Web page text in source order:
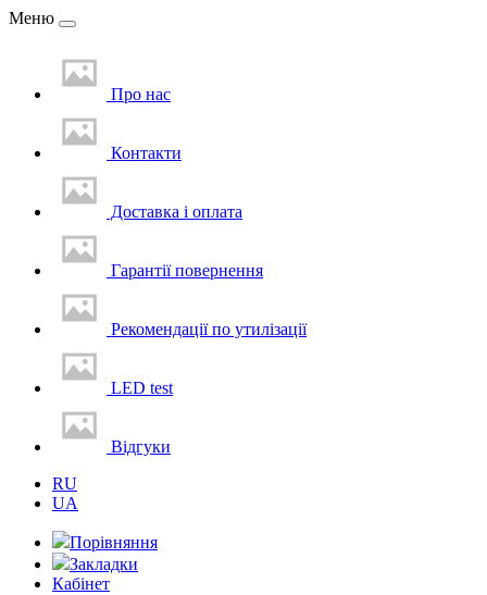
Меню
Про нас
Контакти
Доставка i оплата
Гарантії повернення
Рекомендації по утилізації
LED test
Вiдгуки
RU
UA
Порівняння
Закладки
Кабінет